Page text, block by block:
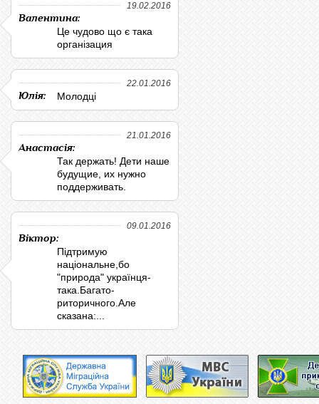
19.02.2016
Валентина:
Це чудово що є така
організация
22.01.2016
Юлія: Молодці
21.01.2016
Анастасія:
Так держать! Дети наше
будущие, их нужно
поддерживать.
09.01.2016
Віктор:
Підтримую
національне,бо
"природа" українця-
така.Багато-
риторичного.Але
сказана:...